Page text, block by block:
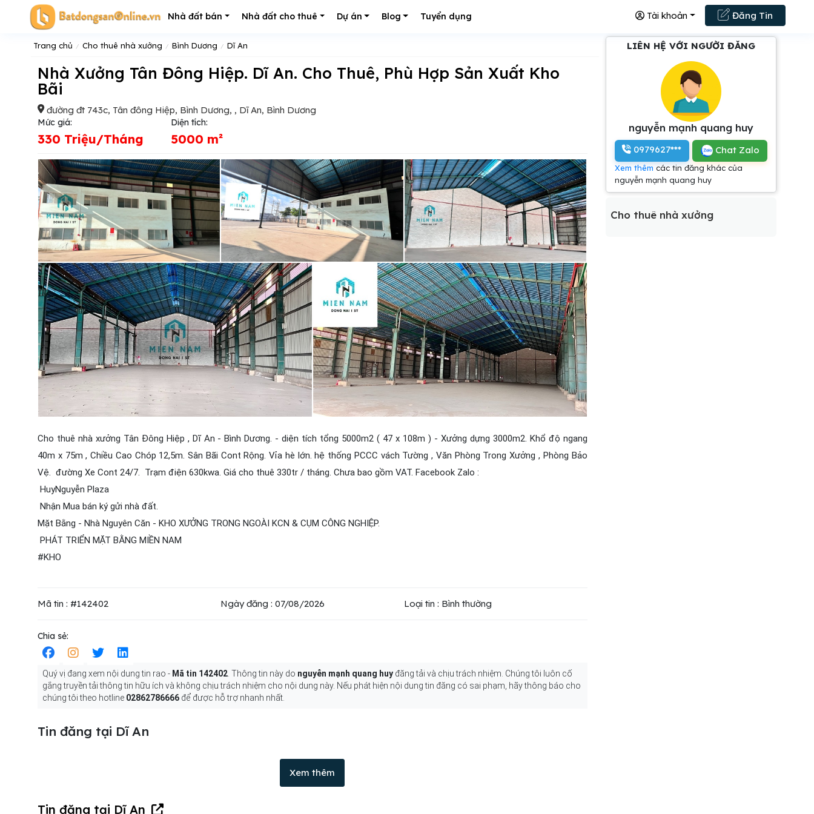
Nhà đất bán Nhà đất cho thuê Dự án Blog Tuyển dụng Đăng Tin
Tài khoản
Trang chủ Cho thuê nhà xưởng Bình Dương Dĩ An
Nhà Xưởng Tân Đông Hiệp. Dĩ An. Cho Thuê, Phù Hợp Sản Xuất Kho
Bãi
đường đt 743c, Tân đông Hiệp, Bình Dương, , Dĩ An, Bình Dương
Mức giá:
330 Triệu/Tháng
Diện tích:
5000 m²
Cho thuê nhà xưởng Tân Đông Hiệp , Dĩ An - Bình Dương. - diện tích tổng 5000m2 ( 47 x 108m ) - Xưởng dựng 3000m2. Khổ độ ngang
40m x 75m , Chiều Cao Chóp 12,5m. Sân Bãi Cont Rộng. Vỉa hè lớn. hệ thống PCCC vách Tường , Văn Phòng Trong Xưởng , Phòng Bảo
Vệ. đường Xe Cont 24/7. Trạm điện 630kwa. Giá cho thuê 330tr / tháng. Chưa bao gồm VAT. Facebook Zalo :
HuyNguyễn Plaza
Nhận Mua bán ký gửi nhà đất.
Mặt Bằng - Nhà Nguyên Căn - KHO XƯỞNG TRONG NGOÀI KCN & CỤM CÔNG NGHIỆP.
PHÁT TRIỂN MẶT BẰNG MIỀN NAM
#KHO
Mã tin : #142402 Ngày đăng : 07/08/2026 Loại tin : Bình thường
Chia sẻ:
Quý vị đang xem nội dung tin rao - Mã tin 142402 . Thông tin này do nguyễn mạnh quang huy đăng tải và chịu trách nhiệm. Chúng tôi luôn cố
gắng truyền tải thông tin hữu ích và không chịu trách nhiệm cho nội dung này. Nếu phát hiện nội dung tin đăng có sai phạm, hãy thông báo cho
chúng tôi theo hotline 02862786666 để được hỗ trợ nhanh nhất.
Tin đăng tại Dĩ An
Xem thêm
Tin đăng tại Dĩ An
LIÊN HỆ VỚI NGƯỜI ĐĂNG
nguyễn mạnh quang huy
0979627*** Chat Zalo
Xem thêm các tin đăng khác của
nguyễn mạnh quang huy
Cho thuê nhà xưởng